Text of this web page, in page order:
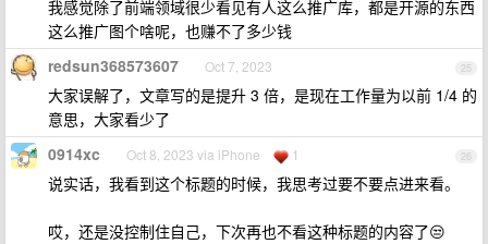
我感觉除了前端领域很少看见有人这么推广库，都是开源的东西
这么推广图个啥呢，也赚不了多少钱
25
redsun368573607 Oct 7, 2023
大家误解了，文章写的是提升 3 倍，是现在工作量为以前 1/4 的
意思，大家看少了
26
0914xc Oct 8, 2023 via iPhone 1
说实话，我看到这个标题的时候，我思考过要不要点进来看。
哎，还是没控制住自己，下次再也不看这种标题的内容了😒